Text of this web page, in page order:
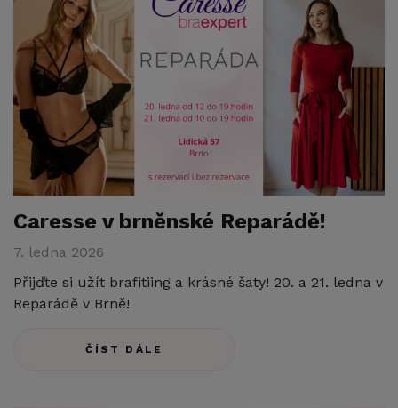
Caresse v brněnské Reparádě!
7. ledna 2026
Přijďte si užít brafitiing a krásné šaty! 20. a 21. ledna v
Reparádě v Brně!
ČÍST DÁLE